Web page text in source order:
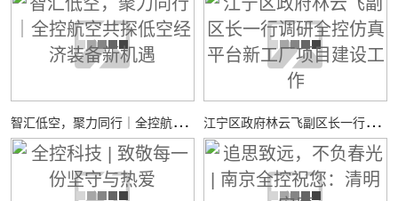
智
汇低空，聚力同行｜全控航空共探低空经济装备新机遇 江
宁区政府林云飞副区长一行调研全控仿真平台新工厂项目建设工作